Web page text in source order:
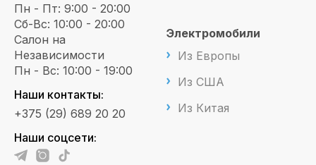
Пн - Пт: 9:00 - 20:00
Сб-Вс: 10:00 - 20:00
Салон на
Независимости
Пн - Вс: 10:00 - 19:00
Наши контакты:
+375 (29) 689 20 20
Наши соцсети:
Электромобили
Из Европы
Из США
Из Китая